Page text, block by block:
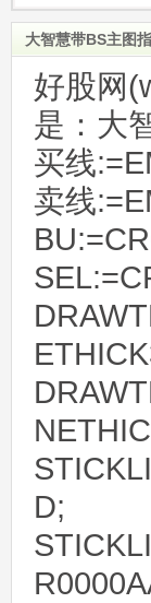
大智慧带BS主图
好股网
是：大
买线
卖线
D;